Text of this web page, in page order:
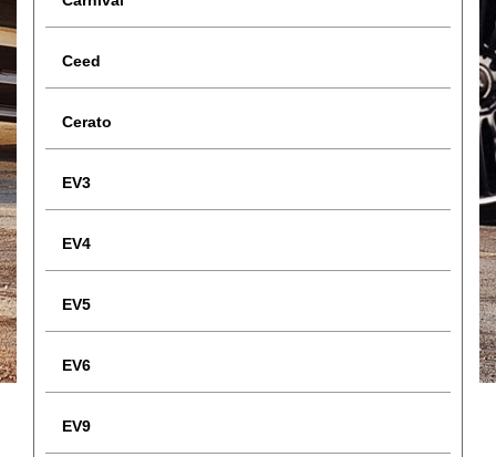
Ceed
Cerato
EV3
EV4
EV5
EV6
EV9